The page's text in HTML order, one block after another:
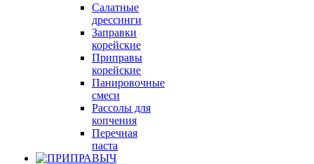
Салатные
дрессинги
Заправки
корейские
Приправы
корейские
Панировочные
смеси
Рассолы для
копчения
Перечная
паста